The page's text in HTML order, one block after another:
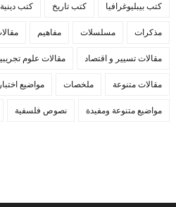
كتب بيبليوغرافيا كتب تاريخ كتب دينية
مذكرات مسلسلات مفاهيم
مقالات تسيير و اقتصاد مقالات علوم
مقالات متنوعة ملخصات مواضيع اختبار
مواضيع متنوعة ومفيدة نصوص فلسفية